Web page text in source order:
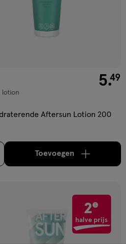
€ 5.49
5.49
lotion
Aftersun Lotion 200
Toevoegenverhoog aantal
2e
halve prijs